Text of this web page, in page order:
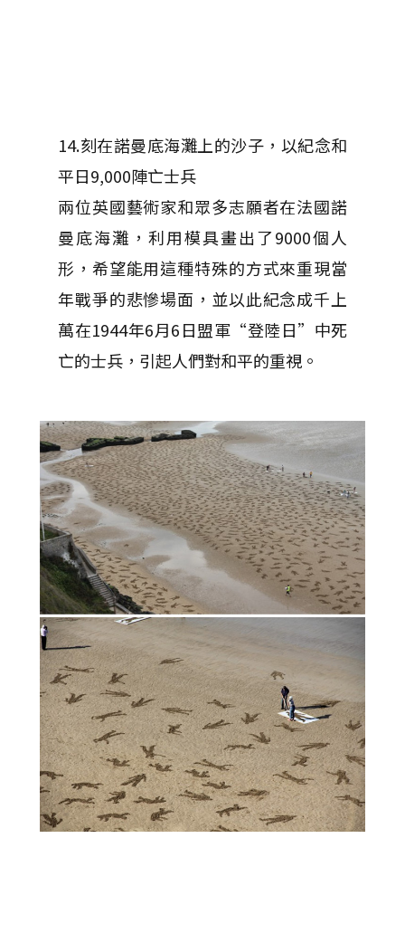
14.刻在諾曼底海灘上的沙子，以紀念和
平日9,000陣亡士兵
兩位英國藝術家和眾多志願者在法國諾
曼底海灘，利用模具畫出了9000個人
形，希望能用這種特殊的方式來重現當
年戰爭的悲慘場面，並以此紀念成千上
萬在1944年6月6日盟軍“登陸日”中死
亡的士兵，引起人們對和平的重視。